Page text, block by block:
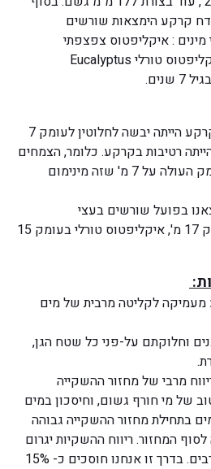
קרקע הימצאות שורשים
: איקליפטוס צפצפתי
Eucalyptus populnea, איקליפטוס טורלי Eucalyptus
1. בבדיקה בשנת 1999 הקרקע הייתה יבשה לחלוטין לעומק 7
רטיבות בקרקע. כלומר, הצמחים
ניצלו בסוף הקיץ מים מעומק העולה על 7 מ' שזה מינימום
בשנת 2000 מצאנו בפועל שורשים בעצי
איקליפטוס צפצפתי בעומק 17 מ', איקליפטוס טורלי בעומק 15
מעמיקה לקליטה מרבית של מים
וחלוקתם על-פני כל שטח הגן,
מרבי של מחזור ההשקייה
של מי חורף גשום, וחיסכון במים
בתחילת מחזור ההשקייה גבוהה
המחזור. ריווח ההשקיות יגרום
לפחות מחזורי צריכת מים רבים. בדרך זו אנחנו חוסכים כ- 15%